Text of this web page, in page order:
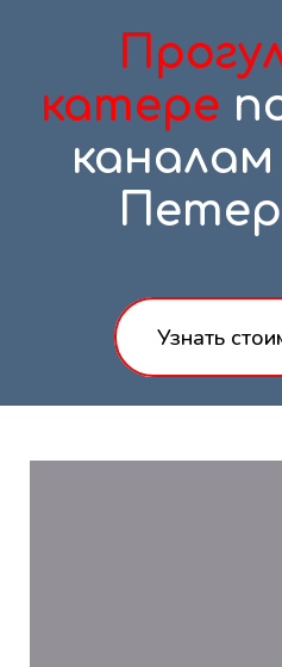
катере
Узнать